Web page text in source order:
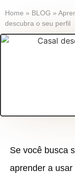
Home » BLOG »
descubra o seu perfil
Se você busca
aprender a